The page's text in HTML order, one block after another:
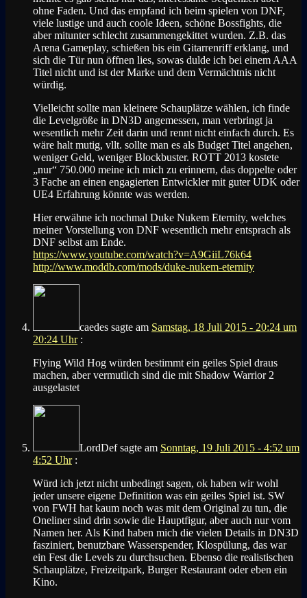
ohne Faden. Und das empfand ich beim spielen von DNF,
viele lustige und auch coole Ideen, schöne Bossfights, die
aber mitunter schlecht zusammengekittet wurden. Z.B. das
Arena Gameplay, schießen bis ein Gitarrenriff erklang, und
sich die Tür nun öffnen lies, sowas dulde ich bei einem AAA
Titel nicht und ist der Marke und dem Vermächtnis nicht
würdig.
Vielleicht sollte man kleinere Schauplätze wählen, ich finde
die Levelgröße in DN3D angemessen, man verbringt ja
wesentlich mehr Zeit darin und rennt nicht einfach durch. Es
wäre halt mutig, vllt. sollte man es als Budget Titel angehen,
weniger Geld, weniger Blockbuster. ROTT 2013 kostete
„nur“ 750.000 meine ich mich zu erinnern, das doppelte oder
3 Fache an einen engagierten Entwickler mit guter UDK oder
UE4 Erfahrung könnte was werden.
Hier erwähne ich nochmal Duke Nukem Eternity, welches
meiner Vorstellung von DNF wesentlich mehr entsprach als
DNF selbst am Ende.
https://www.youtube.com/watch?v=A9GiiL76k64
http://www.moddb.com/mods/duke-nukem-eternity
caedes sagte am Samstag, 18 Juli 2015 - 20:24 um
20:24 Uhr :
Flying Wild Hog würden bestimmt ein geiles Spiel draus
machen, aber vermutlich sind die mit Shadow Warrior 2
ausgelastet
LordDefsagte am Sonntag, 19 Juli 2015 - 4:52 um
4:52 Uhr :
Würd ich jetzt nicht unbedingt sagen, ok haben wir wohl
jeder unsere eigene Definition was ein geiles Spiel ist. SW
von FWH hat kaum noch was mit dem Original zu tun, die
Oneliner sind drin sowie die Hauptfigur, aber auch nur vom
Namen her. Als Kind haben mich die vielen Details in DN3D
fasziniert, benutzbare Wasserspender, Klospülung, das war
ein Fest die Levels zu durchsuchen. Ebenso die realistischen
Schauplätze, Freizeitpark, Burger Restaurant oder eben ein
Kino.